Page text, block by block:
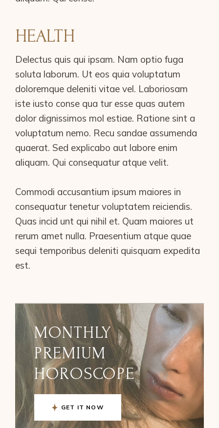
HEALTH
Delectus quis qui ipsam. Nam optio fuga
soluta laborum. Ut eos quia voluptatum
doloremque deleniti vitae vel. Laboriosam
iste iusto conse qua tur esse quas autem
dolor dignissimos mol estiae. Ratione sint a
voluptatum nemo. Recu sandae assumenda
quaerat. Sed explicabo aut labore enim
aliquam. Qui consequatur atque velit.
Commodi accusantium ipsum maiores in
consequatur tenetur voluptatem reiciendis.
Quas incid unt qui nihil et. Quam maiores ut
rerum amet nulla. Praesentium atque quae
sequi temporibus deleniti quisquam expedita
est.
MONTHLY
PREMIUM
HOROSCOPE
GET IT NOW